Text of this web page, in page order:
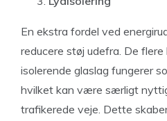
En ekstra fordel ved
reducere støj udefra. De
isolerende glaslag fungerer
hvilket kan være særligt
trafikerede veje. Dette